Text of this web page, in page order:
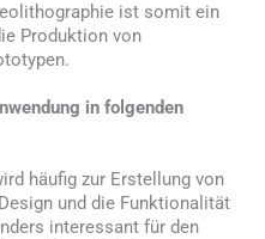
ist somit ein
Produktion von
in folgenden
häufig zur Erstellung von
und die Funktionalität
interessant für den